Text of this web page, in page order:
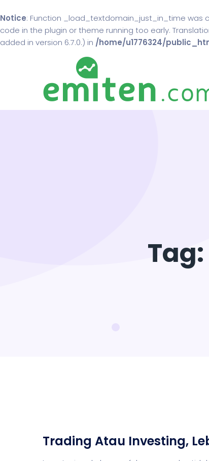
Notice: Function _load_textdomain_just_in_time was
code in the plugin or theme running too early.
added in version 6.7.0.) in /home/u1776324/
Tag:
Trading Atau Investing,